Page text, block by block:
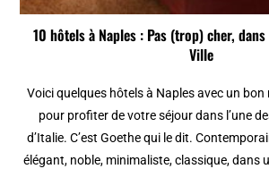
10 hôtels à Naples : Pas (trop) cher,
Ville
Voici quelques hôtels à Naples avec un
pour profiter de votre séjour dans l’une
d’Italie. C’est Goethe qui le dit.
élégant, noble, minimaliste, classique, dans